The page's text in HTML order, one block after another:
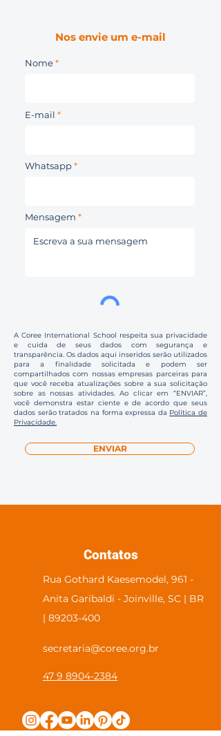
Nos envie um e-mail
Nome
E-mail
Whatsapp
Mensagem
A Coree International School respeita sua privacidade
e cuida de seus dados com segurança e
transparência. Os dados aqui inseridos serão utilizados
para a finalidade solicitada e podem ser
compartilhados com nossas empresas parceiras para
que você receba atualizações sobre a sua solicitação
sobre as nossas atividades. Ao clicar em “ENVIAR”,
você demonstra estar ciente e de acordo que seus
dados serão tratados na forma expressa da Política de
Privacidade.
ENVIAR
Contatos
Rua Gothard Kaesemodel, 961 -
Anita Garibaldi - Joinville, SC | BR
| 89203-400
secretaria@coree.org.br
47 9 8904-2384